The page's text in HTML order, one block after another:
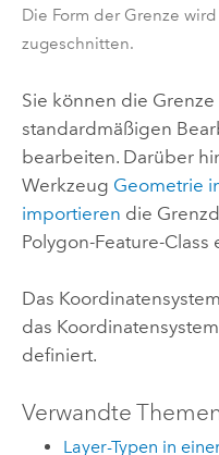
Die Form der Grenze
zugeschnitten.
Sie können die
standardmäßigen
bearbeiten. Darüber
Werkzeug Geometrie
importieren die
Polygon-Feature-Class
Das
das
definiert.
Verwandte
Layer-Typen in